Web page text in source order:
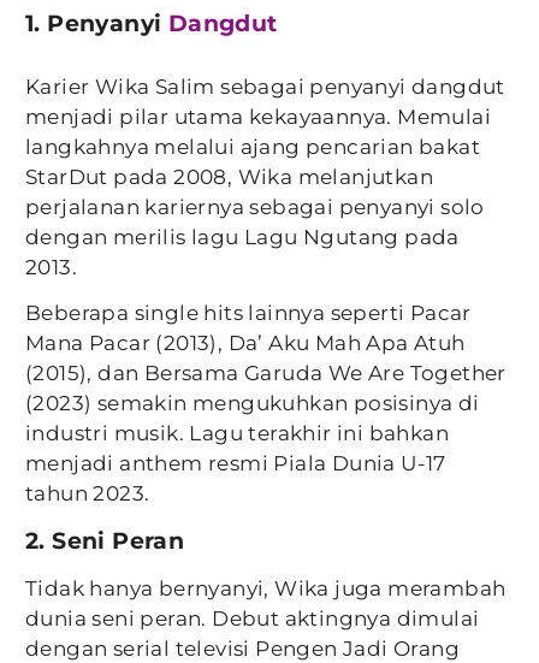
1. Penyanyi Dangdut
Karier Wika Salim sebagai penyanyi dangdut
menjadi pilar utama kekayaannya. Memulai
langkahnya melalui ajang pencarian bakat
StarDut pada 2008, Wika melanjutkan
perjalanan kariernya sebagai penyanyi solo
dengan merilis lagu Lagu Ngutang pada
2013.
Beberapa single hits lainnya seperti Pacar
Mana Pacar (2013), Da’ Aku Mah Apa Atuh
(2015), dan Bersama Garuda We Are Together
(2023) semakin mengukuhkan posisinya di
industri musik. Lagu terakhir ini bahkan
menjadi anthem resmi Piala Dunia U-17
tahun 2023.
2. Seni Peran
Tidak hanya bernyanyi, Wika juga merambah
dunia seni peran. Debut aktingnya dimulai
dengan serial televisi Pengen Jadi Orang